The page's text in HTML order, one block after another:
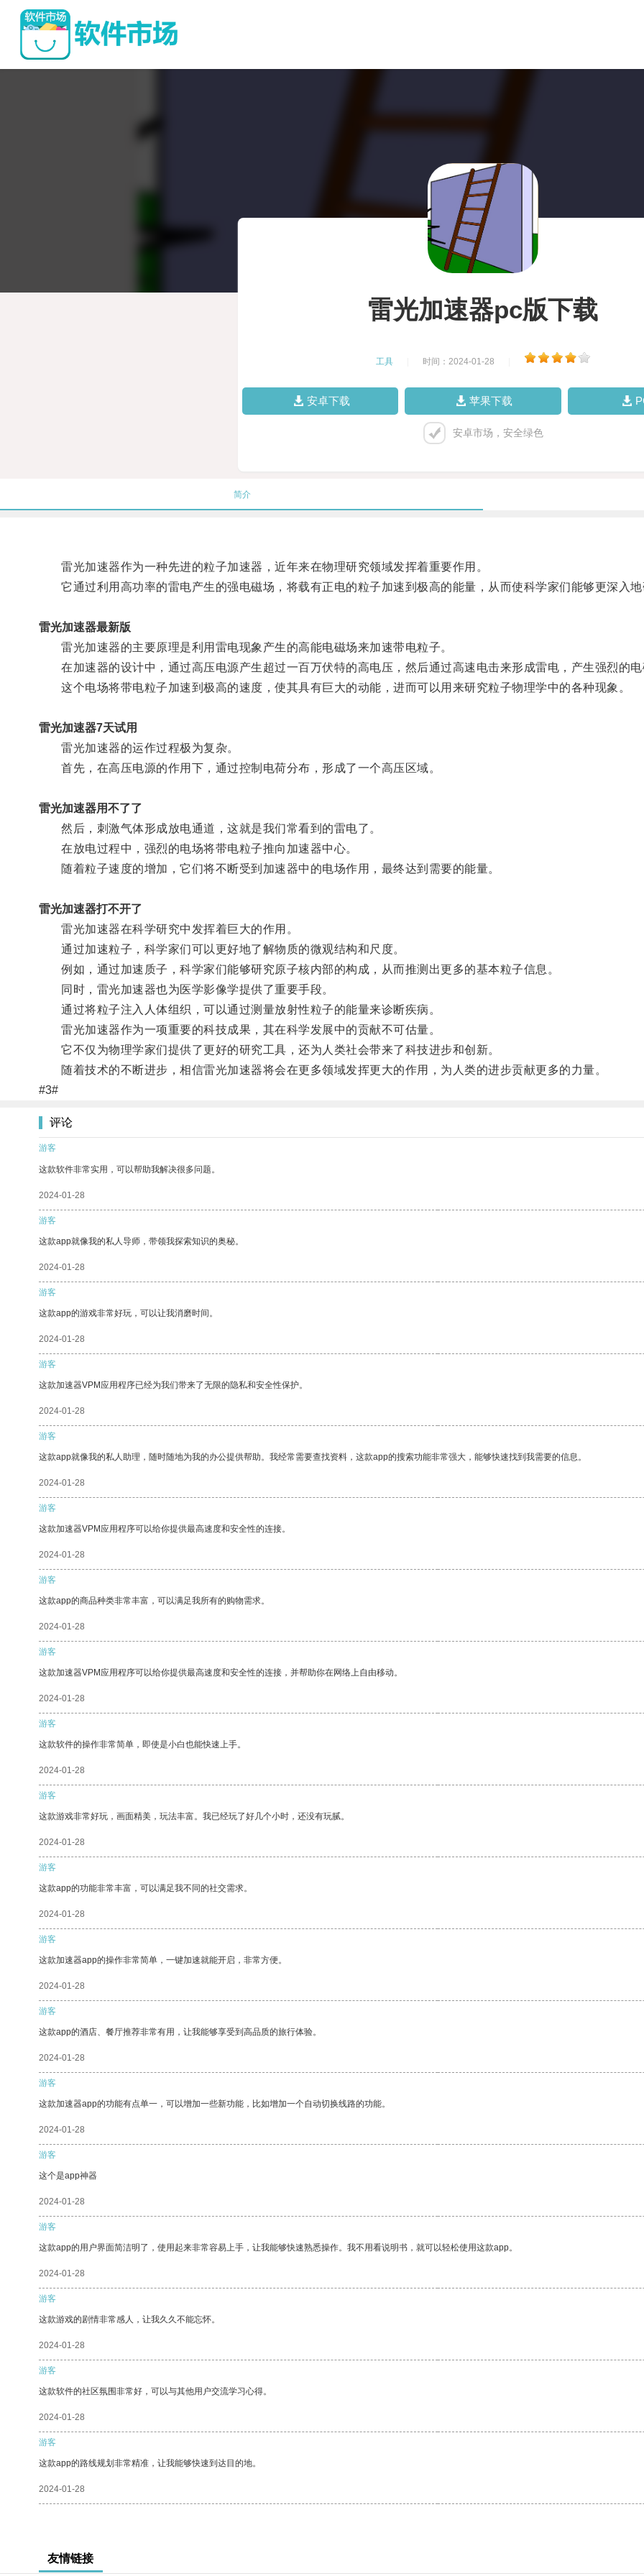
雷光加速器pc版下载
工具 时间：2024-01-28
安卓下载 苹果下载
安卓市场，安全绿色
简介
雷光加速器作为一种先进的粒子加速器，近年来在物理研究领域发挥着重要作用。
它通过利用高功率的雷电产生的强电磁场，将载有正电的粒子加速到极高的能量，从而使科学家们能够更深入
雷光加速器最新版
雷光加速器的主要原理是利用雷电现象产生的高能电磁场来加速带电粒子。
在加速器的设计中，通过高压电源产生超过一百万伏特的高电压，然后通过高速电击来形成雷电，产生强烈的
这个电场将带电粒子加速到极高的速度，使其具有巨大的动能，进而可以用来研究粒子物理学中的各种现象。
雷光加速器7天试用
雷光加速器的运作过程极为复杂。
首先，在高压电源的作用下，通过控制电荷分布，形成了一个高压区域。
雷光加速器用不了了
然后，刺激气体形成放电通道，这就是我们常看到的雷电了。
在放电过程中，强烈的电场将带电粒子推向加速器中心。
随着粒子速度的增加，它们将不断受到加速器中的电场作用，最终达到需要的能量。
雷光加速器打不开了
雷光加速器在科学研究中发挥着巨大的作用。
通过加速粒子，科学家们可以更好地了解物质的微观结构和尺度。
例如，通过加速质子，科学家们能够研究原子核内部的构成，从而推测出更多的基本粒子信息。
同时，雷光加速器也为医学影像学提供了重要手段。
通过将粒子注入人体组织，可以通过测量放射性粒子的能量来诊断疾病。
雷光加速器作为一项重要的科技成果，其在科学发展中的贡献不可估量。
它不仅为物理学家们提供了更好的研究工具，还为人类社会带来了科技进步和创新。
随着技术的不断进步，相信雷光加速器将会在更多领域发挥更大的作用，为人类的进步贡献更多的力量。
#3#
评论
游客
这款软件非常实用，可以帮助我解决很多问题。
2024-01-28
游客
这款app就像我的私人导师，带领我探索知识的奥秘。
2024-01-28
游客
这款app的游戏非常好玩，可以让我消磨时间。
2024-01-28
游客
这款加速器VPM应用程序已经为我们带来了无限的隐私和安全性保护。
2024-01-28
游客
这款app就像我的私人助理，随时随地为我的办公提供帮助。我经常需要查找资料，这款app的搜索功能非常强大，能够快速找到我需要的信息。
2024-01-28
游客
这款加速器VPM应用程序可以给你提供最高速度和安全性的连接。
2024-01-28
游客
这款app的商品种类非常丰富，可以满足我所有的购物需求。
2024-01-28
游客
这款加速器VPM应用程序可以给你提供最高速度和安全性的连接，并帮助你在网络上自由移动。
2024-01-28
游客
这款软件的操作非常简单，即使是小白也能快速上手。
2024-01-28
游客
这款游戏非常好玩，画面精美，玩法丰富。我已经玩了好几个小时，还没有玩腻。
2024-01-28
游客
这款app的功能非常丰富，可以满足我不同的社交需求。
2024-01-28
游客
这款加速器app的操作非常简单，一键加速就能开启，非常方便。
2024-01-28
游客
这款app的酒店、餐厅推荐非常有用，让我能够享受到高品质的旅行体验。
2024-01-28
游客
这款加速器app的功能有点单一，可以增加一些新功能，比如增加一个自动切换线路的功能。
2024-01-28
游客
这个是app神器
2024-01-28
游客
这款app的用户界面简洁明了，使用起来非常容易上手，让我能够快速熟悉操作。我不用看说明书，就可以轻松使用这款app。
2024-01-28
游客
这款游戏的剧情非常感人，让我久久不能忘怀。
2024-01-28
游客
这款软件的社区氛围非常好，可以与其他用户交流学习心得。
2024-01-28
游客
这款app的路线规划非常精准，让我能够快速到达目的地。
2024-01-28
友情链接